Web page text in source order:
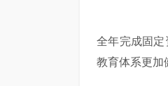
全年完成固
教育体系更加